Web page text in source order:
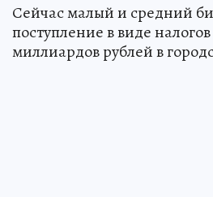
Сейчас малый и средний
поступление в виде
миллиардов рублей в